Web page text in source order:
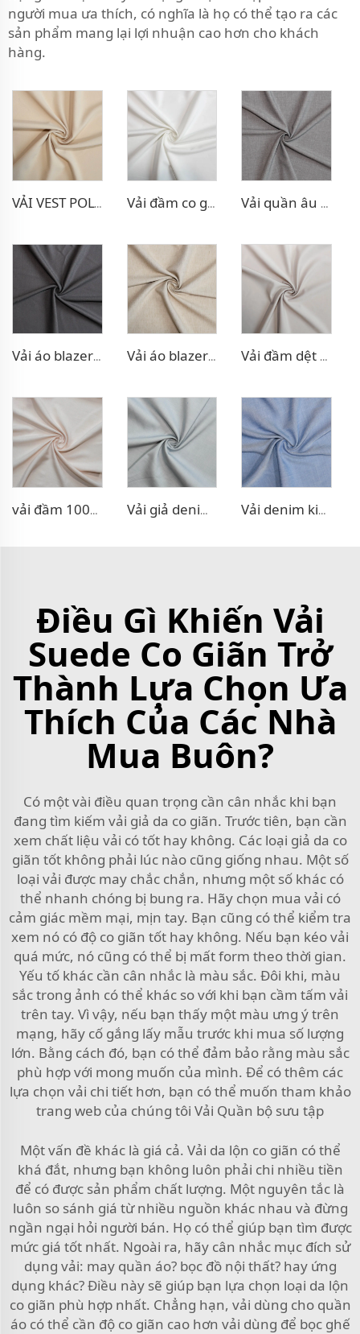
người mua ưa thích, có nghĩa là họ có thể tạo ra các
sản phẩm mang lại lợi nhuận cao hơn cho khách
hàng.
VẢI VEST POLY RAYON Vải đầm co giãn Poly Rayon Vải quần âu co giãn bốn chiều TR
Vải áo blazer co giãn TR Vải áo blazer giả linen TR Vải đầm dệt đôi TR
vải đầm 100% Lyocell giả linen Vải giả denim co giãn TR Vải denim kiểu Poly Lyocell
Điều Gì Khiến Vải
Suede Co Giãn Trở
Thành Lựa Chọn Ưa
Thích Của Các Nhà
Mua Buôn?
Có một vài điều quan trọng cần cân nhắc khi bạn
đang tìm kiếm vải giả da co giãn. Trước tiên, bạn cần
xem chất liệu vải có tốt hay không. Các loại giả da co
giãn tốt không phải lúc nào cũng giống nhau. Một số
loại vải được may chắc chắn, nhưng một số khác có
thể nhanh chóng bị bung ra. Hãy chọn mua vải có
cảm giác mềm mại, mịn tay. Bạn cũng có thể kiểm tra
xem nó có độ co giãn tốt hay không. Nếu bạn kéo vải
quá mức, nó cũng có thể bị mất form theo thời gian.
Yếu tố khác cần cân nhắc là màu sắc. Đôi khi, màu
sắc trong ảnh có thể khác so với khi bạn cầm tấm vải
trên tay. Vì vậy, nếu bạn thấy một màu ưng ý trên
mạng, hãy cố gắng lấy mẫu trước khi mua số lượng
lớn. Bằng cách đó, bạn có thể đảm bảo rằng màu sắc
phù hợp với mong muốn của mình. Để có thêm các
lựa chọn vải chi tiết hơn, bạn có thể muốn tham khảo
trang web của chúng tôi Vải Quần bộ sưu tập
Một vấn đề khác là giá cả. Vải da lộn co giãn có thể
khá đắt, nhưng bạn không luôn phải chi nhiều tiền
để có được sản phẩm chất lượng. Một nguyên tắc là
luôn so sánh giá từ nhiều nguồn khác nhau và đừng
ngần ngại hỏi người bán. Họ có thể giúp bạn tìm được
mức giá tốt nhất. Ngoài ra, hãy cân nhắc mục đích sử
dụng vải: may quần áo? bọc đồ nội thất? hay ứng
dụng khác? Điều này sẽ giúp bạn lựa chọn loại da lộn
co giãn phù hợp nhất. Chẳng hạn, vải dùng cho quần
áo có thể cần độ co giãn cao hơn vải dùng để bọc ghế